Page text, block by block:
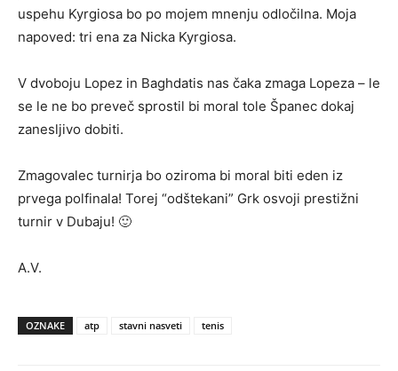
uspehu Kyrgiosa bo po mojem mnenju odločilna. Moja
napoved: tri ena za Nicka Kyrgiosa.
V dvoboju Lopez in Baghdatis nas čaka zmaga Lopeza – le
se le ne bo preveč sprostil bi moral tole Španec dokaj
zanesljivo dobiti.
Zmagovalec turnirja bo oziroma bi moral biti eden iz
prvega polfinala! Torej “odštekani” Grk osvoji prestižni
turnir v Dubaju! 🙂
A.V.
OZNAKE atp stavni nasveti tenis